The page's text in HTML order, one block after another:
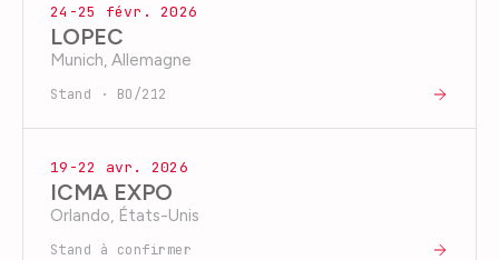
24-25 févr. 2026
LOPEC
Munich, Allemagne
Stand · BO/212
19-22 avr. 2026
ICMA EXPO
Orlando, États-Unis
Stand à confirmer